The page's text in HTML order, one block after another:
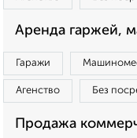
Аренда гаржей,
Гаражи
Агенство Без
Продажа